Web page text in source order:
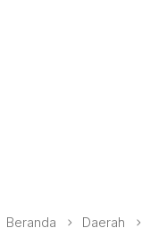
Beranda Daerah